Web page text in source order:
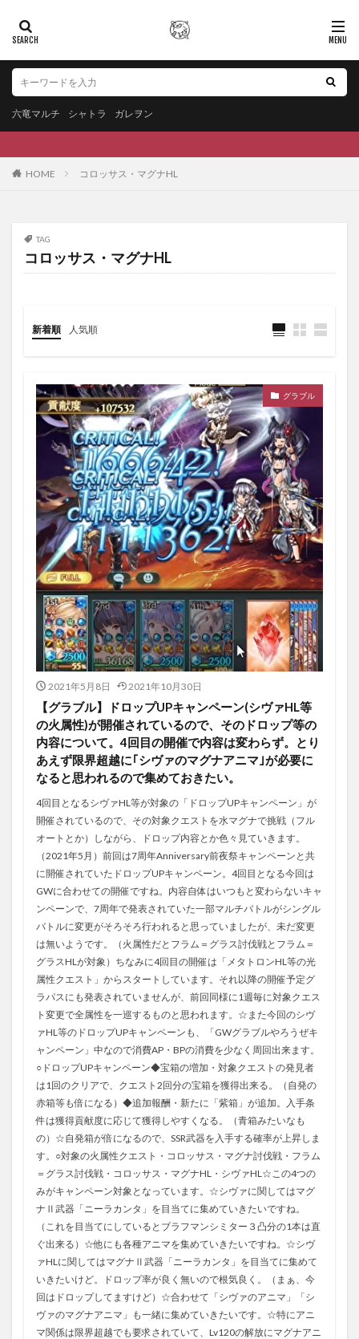
六竜マルチ シャトラ ガレヲン
HOME コロッサス・マグナHL
TAG
コロッサス・マグナHL
新着順 人気順
グラブル
2021年5月8日 2021年10月30日
【グラブル】ドロップUPキャンペーン(シヴァHL等
の火属性)が開催されているので、そのドロップ等の
内容について。4回目の開催で内容は変わらず。とり
あえず限界超越に｢シヴァのマグナアニマ｣が必要に
なると思われるので集めておきたい。
4回目となるシヴァHL等が対象の「ドロップUPキャンペーン」が
開催されているので、その対象クエストを水マグナで挑戦（フル
オートとか）しながら、ドロップ内容とか色々見ていきます。
（2021年5月）前回は7周年Anniversary前夜祭キャンペーンと共
に開催されていたドロップUPキャンペーン。4回目となる今回は
GWに合わせての開催ですね。内容自体はいつもと変わらないキャ
ンペーンで、7周年で発表されていた一部マルチバトルがシングル
バトルに変更がそろそろ行われると思っていましたが、未だ変更
は無いようです。（火属性だとフラム＝グラス討伐戦とフラム＝
グラスHLが対象）ちなみに4回目の開催は「メタトロンHL等の光
属性クエスト」からスタートしています。それ以降の開催予定グ
ラパスにも発表されていませんが、前回同様に1週毎に対象クエス
ト変更で全属性を一巡するものと思われます。☆また今回のシヴ
ァHL等のドロップUPキャンペーンも、「GWグラブルやろうぜキ
ャンペーン」中なので消費AP・BPの消費を少なく周回出来ます。
○ドロップUPキャンペーン◆宝箱の増加・対象クエストの発見者
は1回のクリアで、クエスト2回分の宝箱を獲得出来る。（自発の
赤箱等も倍になる）◆追加報酬・新たに「紫箱」が追加。入手条
件は獲得貢献度に応じて獲得しやすくなる。（青箱みたいなも
の）☆自発箱が倍になるので、SSR武器を入手する確率が上昇しま
す。○対象の火属性クエスト・コロッサス・マグナ討伐戦・フラム
＝グラス討伐戦・コロッサス・マグナHL・シヴァHL☆この4つの
みがキャンペーン対象となっています。☆シヴァに関してはマグ
ナⅡ武器「ニーラカンタ」を目当てに集めていきたいですね。
（これを目当てにしているとブラフマンシミター３凸分の1本は直
ぐ出来る）☆他にも各種アニマを集めていきたいですね。☆シヴ
ァHLに関してはマグナⅡ武器「ニーラカンタ」を目当てに集めて
いきたいけど。ドロップ率が良く無いので根気良く。（まぁ、今
回はドロップしてますけど）☆合わせて「シヴァのアニマ」「シ
ヴァのマグナアニマ」も一緒に集めていきたいです。☆特にアニ
マ関係は限界超越でも要求されていて、Lv120の解放にマグナアニ